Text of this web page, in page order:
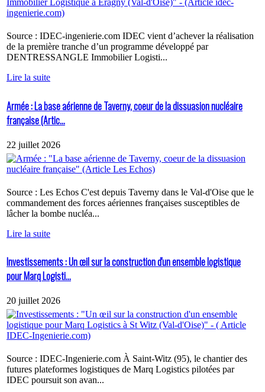
Source : IDEC-ingenierie.com IDEC vient d’achever la réalisation
de la première tranche d’un programme développé par
DENTRESSANGLE Immobilier Logisti...
Lire la suite
Armée : La base aérienne de Taverny, coeur de la dissuasion nucléaire
française (Artic...
22 juillet 2026
Source : Les Echos C'est depuis Taverny dans le Val-d'Oise que le
commandement des forces aériennes françaises susceptibles de
lâcher la bombe nucléa...
Lire la suite
Investissements : Un œil sur la construction d'un ensemble logistique
pour Marq Logisti...
20 juillet 2026
Source : IDEC-Ingenierie.com À Saint-Witz (95), le chantier des
futures plateformes logistiques de Marq Logistics pilotées par
IDEC poursuit son avan...